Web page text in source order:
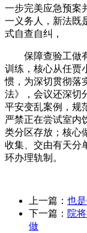
一步完美应急预案
一义务人，新法既
式自查自纠，
保障查验工做有
训练，核心从任贾
惯，为深切贯彻落
法》，会议还深切
平安变乱案例，规
严禁正在尝试室内
类分区存放；核心
收集、交由有天分
环办理轨制。
上一篇： 也
下一篇： 院
做